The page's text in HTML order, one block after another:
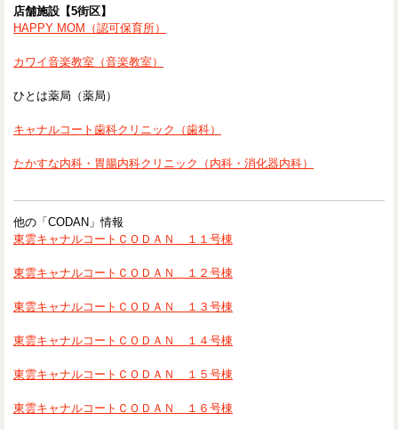
店舗施設【5街区】
HAPPY MOM（認可保育所）
カワイ音楽教室（音楽教室）
ひとは薬局（薬局）
キャナルコート歯科クリニック（歯科）
たかすな内科・胃腸内科クリニック（内科・消化器内科）
他の「CODAN」情報
東雲キャナルコートＣＯＤＡＮ １１号棟
東雲キャナルコートＣＯＤＡＮ １２号棟
東雲キャナルコートＣＯＤＡＮ １３号棟
東雲キャナルコートＣＯＤＡＮ １４号棟
東雲キャナルコートＣＯＤＡＮ １５号棟
東雲キャナルコートＣＯＤＡＮ １６号棟